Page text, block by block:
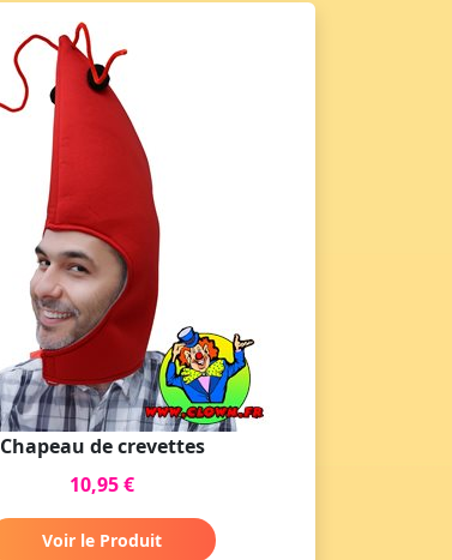
Chapeau de crevettes
10,95 €
Voir le Produit